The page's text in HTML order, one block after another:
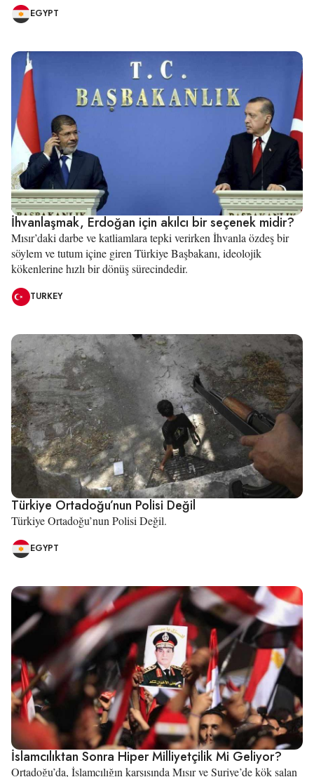
EGYPT
İhvanlaşmak, Erdoğan için akılcı bir seçenek midir?
Mısır’daki darbe ve katliamlara tepki verirken İhvanla özdeş bir
söylem ve tutum içine giren Türkiye Başbakanı, ideolojik
kökenlerine hızlı bir dönüş sürecindedir.
TURKEY
Türkiye Ortadoğu’nun Polisi Değil
Türkiye Ortadoğu’nun Polisi Değil.
EGYPT
İslamcılıktan Sonra Hiper Milliyetçilik Mi Geliyor?
Ortadoğu’da, İslamcılığın karşısında Mısır ve Suriye’de kök salan